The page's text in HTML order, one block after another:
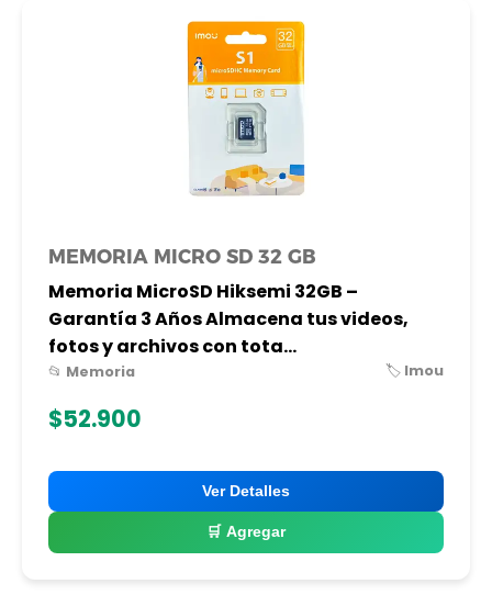
MEMORIA MICRO SD 32 GB
Memoria MicroSD Hiksemi 32GB –
Garantía 3 Años Almacena tus videos,
fotos y archivos con tota...
📂 Memoria 🏷️ Imou
$52.900
Ver Detalles
🛒 Agregar